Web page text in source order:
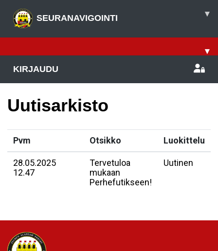
SEURANAVIGOINTI ▾
▾
KIRJAUDU
Uutisarkisto
Pvm Otsikko Luokittelu
28.05.2025
12.47
Tervetuloa
mukaan
Perhefutikseen!
Uutinen